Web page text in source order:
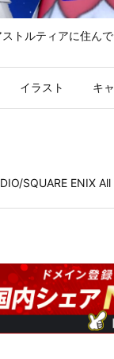
トルティアに住ん
イラスト キ
SQUARE ENIX